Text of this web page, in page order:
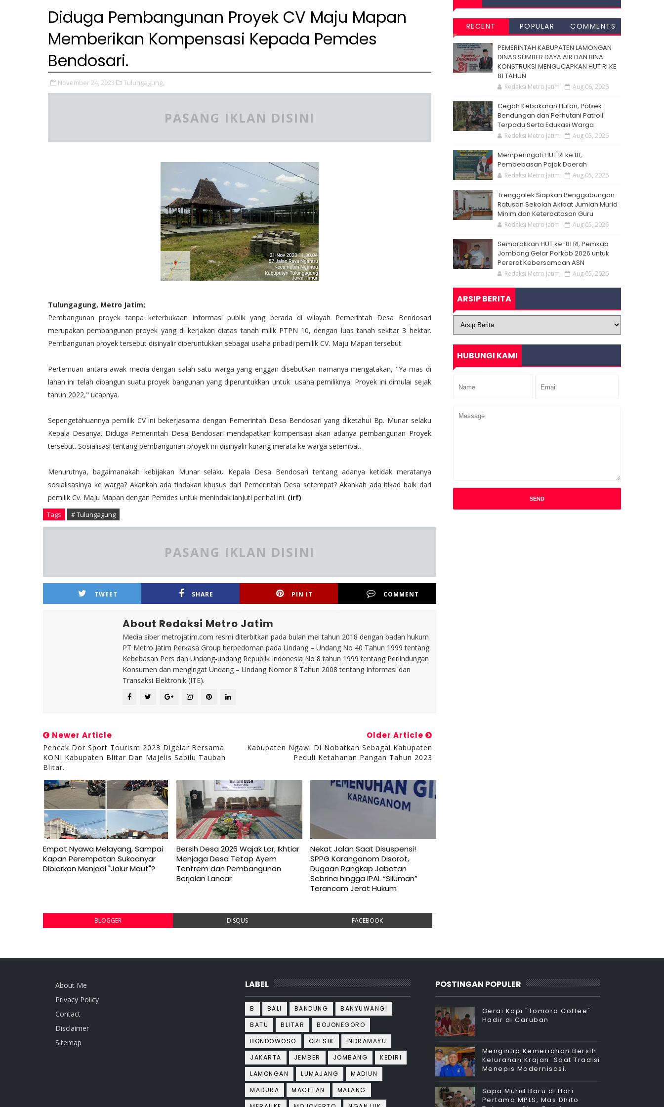
Diduga Pembangunan Proyek CV Maju Mapan
Memberikan Kompensasi Kepada Pemdes
Bendosari.
November 24, 2023 Tulungagung,
PASANG IKLAN DISINI
Tulungagung, Metro Jatim;
Pembangunan proyek tanpa keterbukaan informasi publik yang berada di wilayah Pemerintah Desa Bendosari
merupakan pembangunan proyek yang di kerjakan diatas tanah milik PTPN 10, dengan luas tanah sekitar 3 hektar.
Pembangunan proyek tersebut disinyalir diperuntukkan sebagai usaha pribadi pemilik CV. Maju Mapan tersebut.
Pertemuan antara awak media dengan salah satu warga yang enggan disebutkan namanya mengatakan, "Ya mas di
lahan ini telah dibangun suatu proyek bangunan yang diperuntukkan untuk usaha pemiliknya. Proyek ini dimulai sejak
tahun 2022," ucapnya.
Sepengetahuannya pemilik CV ini bekerjasama dengan Pemerintah Desa Bendosari yang diketahui Bp. Munar selaku
Kepala Desanya. Diduga Pemerintah Desa Bendosari mendapatkan kompensasi akan adanya pembangunan Proyek
tersebut. Sosialisasi tentang pembangunan proyek ini disinyalir kurang merata ke warga setempat.
Menurutnya, bagaimanakah kebijakan Munar selaku Kepala Desa Bendosari tentang adanya ketidak meratanya
sosialisasinya ke warga? Akankah ada tindakan khusus dari Pemerintah Desa setempat? Akankah ada itikad baik dari
pemilik Cv. Maju Mapan dengan Pemdes untuk menindak lanjuti perihal ini. (irf)
Tags # Tulungagung
PASANG IKLAN DISINI
TWEET SHARE PIN IT COMMENT
About Redaksi Metro Jatim
Media siber metrojatim.com resmi diterbitkan pada bulan mei tahun 2018 dengan badan hukum
PT Metro Jatim Perkasa Group berpedoman pada Undang – Undang No 40 Tahun 1999 tentang
Kebebasan Pers dan Undang-undang Republik Indonesia No 8 tahun 1999 tentang Perlindungan
Konsumen dan mengingat Undang – Undang Nomor 8 Tahun 2008 tentang Informasi dan
Transaksi Elektronik (ITE).
Newer Article
Pencak Dor Sport Tourism 2023 Digelar Bersama
KONI Kabupaten Blitar Dan Majelis Sabilu Taubah
Blitar.
Older Article
Kabupaten Ngawi Di Nobatkan Sebagai Kabupaten
Peduli Ketahanan Pangan Tahun 2023
Empat Nyawa Melayang, Sampai
Kapan Perempatan Sukoanyar
Dibiarkan Menjadi "Jalur Maut"?
Bersih Desa 2026 Wajak Lor, Ikhtiar
Menjaga Desa Tetap Ayem
Tentrem dan Pembangunan
Berjalan Lancar
Nekat Jalan Saat Disuspensi!
SPPG Karanganom Disorot,
Dugaan Rangkap Jabatan
Sebrina hingga IPAL “Siluman”
Terancam Jerat Hukum
BLOGGER DISQUS FACEBOOK
RECENT POPULAR COMMENTS
PEMERINTAH KABUPATEN LAMONGAN
DINAS SUMBER DAYA AIR DAN BINA
KONSTRUKSI MENGUCAPKAN HUT RI KE
81 TAHUN
Redaksi Metro Jatim Aug 06, 2026
Cegah Kebakaran Hutan, Polsek
Bendungan dan Perhutani Patroli
Terpadu Serta Edukasi Warga
Redaksi Metro Jatim Aug 05, 2026
Memperingati HUT RI ke 81,
Pembebasan Pajak Daerah
Redaksi Metro Jatim Aug 05, 2026
Trenggalek Siapkan Penggabungan
Ratusan Sekolah Akibat Jumlah Murid
Minim dan Keterbatasan Guru
Redaksi Metro Jatim Aug 05, 2026
Semarakkan HUT ke-81 RI, Pemkab
Jombang Gelar Porkab 2026 untuk
Pererat Kebersamaan ASN
Redaksi Metro Jatim Aug 05, 2026
ARSIP BERITA
HUBUNGI KAMI
About Me
Privacy Policy
Contact
Disclaimer
Sitemap
LABEL
B BALI BANDUNG
BANYUWANGI
BATU
BLITAR
BOJONEGORO
BONDOWOSO
GRESIK
INDRAMAYU
JAKARTA
JEMBER JOMBANG
KEDIRI
LAMONGAN
LUMAJANG
MADIUN
MADURA
MAGETAN
MALANG
POSTINGAN POPULER
Gerai Kopi "Tomoro Coffee"
Hadir di Caruban
Mengintip Kemeriahan Bersih
Kelurahan Krajan: Saat Tradisi
Menepis Modernisasi.
Sapa Murid Baru di Hari
Pertama MPLS, Mas Dhito